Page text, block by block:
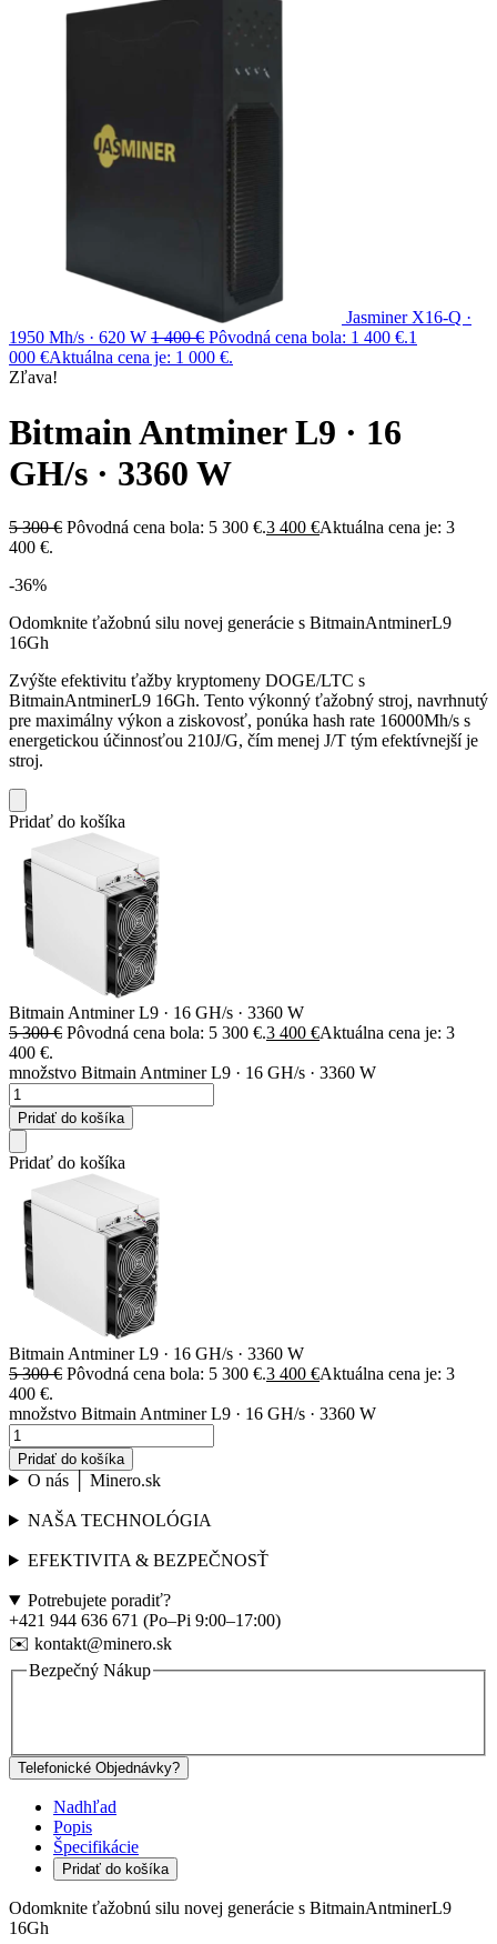
Jasminer X16-Q ·
1950 Mh/s · 620 W 1 400€ Pôvodná cena bola: 1 400 €.1
000 €Aktuálna cena je: 1 000 €.
Zľava!
Bitmain Antminer L9 · 16
GH/s · 3360 W
5 300€ Pôvodná cena bola: 5 300 €.3 400 €Aktuálna cena je: 3
400 €.
-36%
Odomknite ťažobnú silu novej generácie s BitmainAntminerL9
16Gh
Zvýšte efektivitu ťažby kryptomeny DOGE/LTC s
BitmainAntminerL9 16Gh. Tento výkonný ťažobný stroj, navrhnutý
pre maximálny výkon a ziskovosť, ponúka hash rate 16000Mh/s s
energetickou účinnosťou 210J/G, čím menej J/T tým efektívnejší je
stroj.
Pridať do košíka
Bitmain Antminer L9 · 16 GH/s · 3360 W
5 300€ Pôvodná cena bola: 5 300 €.3 400 €Aktuálna cena je: 3
400 €.
množstvo Bitmain Antminer L9 · 16 GH/s · 3360 W
Pridať do košíka
Pridať do košíka
Bitmain Antminer L9 · 16 GH/s · 3360 W
5 300€ Pôvodná cena bola: 5 300 €.3 400 €Aktuálna cena je: 3
400 €.
množstvo Bitmain Antminer L9 · 16 GH/s · 3360 W
Pridať do košíka
O nás │ Minero.sk
NAŠA TECHNOLÓGIA
EFEKTIVITA & BEZPEČNOSŤ
Potrebujete poradiť?
+421 944 636 671 (Po–Pi 9:00–17:00)
✉️ kontakt@minero.sk
Bezpečný Nákup
Telefonické Objednávky?
Nadhľad
Popis
Špecifikácie
Pridať do košíka
Odomknite ťažobnú silu novej generácie s BitmainAntminerL9
16Gh